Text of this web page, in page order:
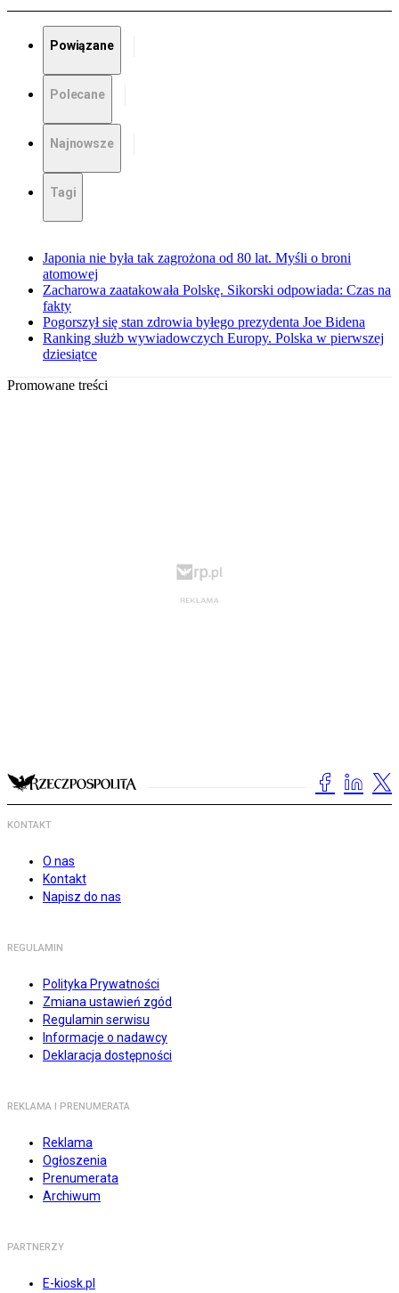
Powiązane
Polecane
Najnowsze
Tagi
Japonia nie była tak zagrożona od 80 lat. Myśli o broni
atomowej
Zacharowa zaatakowała Polskę. Sikorski odpowiada: Czas na
fakty
Pogorszył się stan zdrowia byłego prezydenta Joe Bidena
Ranking służb wywiadowczych Europy. Polska w pierwszej
dziesiątce
Promowane treści
KONTAKT
O nas
Kontakt
Napisz do nas
REGULAMIN
Polityka Prywatności
Zmiana ustawień zgód
Regulamin serwisu
Informacje o nadawcy
Deklaracja dostępności
REKLAMA I PRENUMERATA
Reklama
Ogłoszenia
Prenumerata
Archiwum
PARTNERZY
E-kiosk.pl